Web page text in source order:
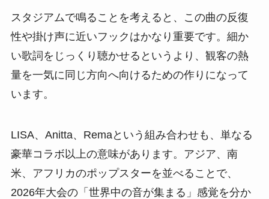
スタジアムで鳴ることを考えると、この曲の反復
性や掛け声に近いフックはかなり重要です。細か
い歌詞をじっくり聴かせるというより、観客の熱
量を一気に同じ方向へ向けるための作りになって
います。
LISA、Anitta、Remaという組み合わせも、単なる
豪華コラボ以上の意味があります。アジア、南
米、アフリカのポップスターを並べることで、
2026年大会の「世界中の音が集まる」感覚を分か